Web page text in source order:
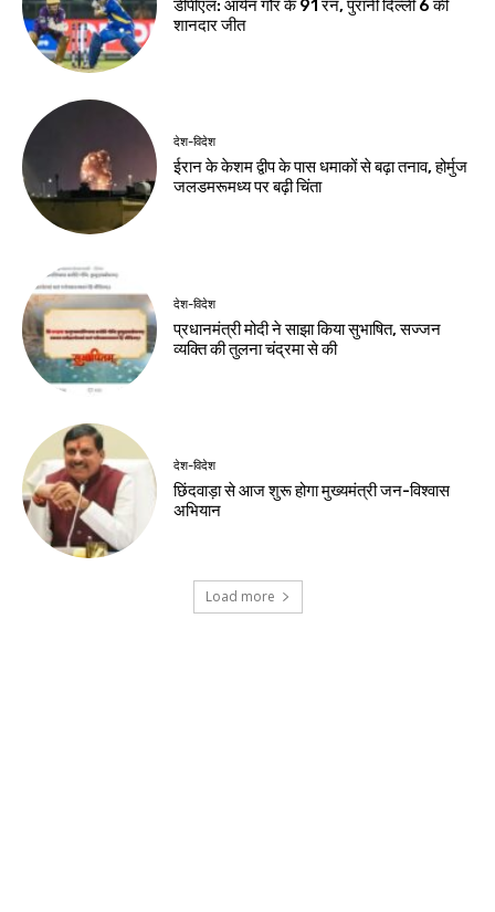
पर्यावरण एवं पर्यटन
समिति में शामिल हुए
विधायक भद्र हेमब्रम
Birsa Bhumi Live
August 7, 2026
नवीनतम लेख
को मिली अनुमति
डीपीएल: आर्यन गौर के 91 रन, पुरानी दिल्ली 6 की